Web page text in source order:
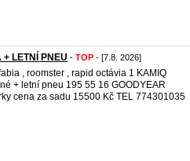
LETNÍ PNEU - TOP - [7.8. 2026]
, roomster , rapid octávia 1 KAMIQ
+ letní pneu 195 55 16 GOODYEAR
cena za sadu 15500 Kč TEL 774301035